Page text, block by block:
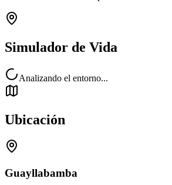
Simulador de Vida
Analizando el entorno...
Ubicación
Guayllabamba